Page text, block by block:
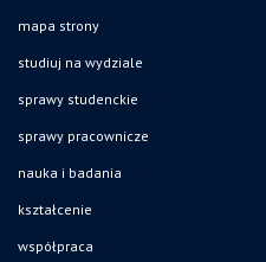
mapa strony
studiuj na wydziale
sprawy studenckie
sprawy pracownicze
nauka i badania
kształcenie
współpraca